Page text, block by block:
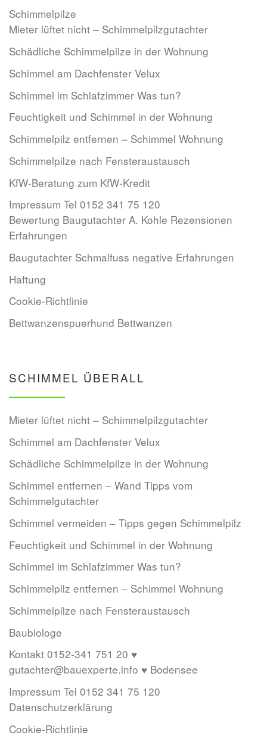
Schimmelpilze
Mieter lüftet nicht – Schimmelpilzgutachter
Schädliche Schimmelpilze in der Wohnung
Schimmel am Dachfenster Velux
Schimmel im Schlafzimmer Was tun?
Feuchtigkeit und Schimmel in der Wohnung
Schimmelpilz entfernen – Schimmel Wohnung
Schimmelpilze nach Fensteraustausch
KfW-Beratung zum KfW-Kredit
Impressum Tel 0152 341 75 120
Bewertung Baugutachter A. Kohle Rezensionen
Erfahrungen
Baugutachter Schmalfuss negative Erfahrungen
Haftung
Cookie-Richtlinie
Bettwanzenspuerhund Bettwanzen
SCHIMMEL ÜBERALL
Mieter lüftet nicht – Schimmelpilzgutachter
Schimmel am Dachfenster Velux
Schädliche Schimmelpilze in der Wohnung
Schimmel entfernen – Wand Tipps vom
Schimmelgutachter
Schimmel vermeiden – Tipps gegen Schimmelpilz
Feuchtigkeit und Schimmel in der Wohnung
Schimmel im Schlafzimmer Was tun?
Schimmelpilz entfernen – Schimmel Wohnung
Schimmelpilze nach Fensteraustausch
Baubiologe
Kontakt 0152-341 751 20 ♥
gutachter@bauexperte.info ♥ Bodensee
Impressum Tel 0152 341 75 120
Datenschutzerklärung
Cookie-Richtlinie